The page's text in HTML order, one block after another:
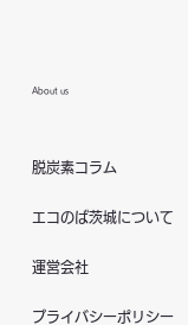
About us
脱炭素コラム
エコのば茨城について
運営会社
プライバシーポリシー